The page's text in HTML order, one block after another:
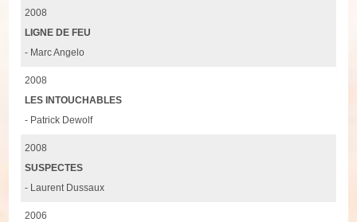
2008
LIGNE DE FEU
- Marc Angelo
2008
LES INTOUCHABLES
- Patrick Dewolf
2008
SUSPECTES
- Laurent Dussaux
2006